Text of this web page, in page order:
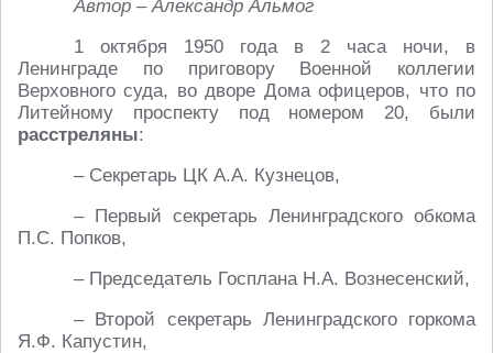
Автор – Александр Альмог
1 октября 1950 года в 2 часа ночи, в
Ленинграде по приговору Военной коллегии
Верховного суда, во дворе Дома офицеров, что по
Литейному проспекту под номером 20, были
расстреляны:
– Секретарь ЦК А.А. Кузнецов,
– Первый секретарь Ленинградского обкома
П.С. Попков,
– Председатель Госплана Н.А. Вознесенский,
– Второй секретарь Ленинградского горкома
Я.Ф. Капустин,